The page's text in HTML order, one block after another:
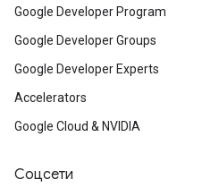
Google Developer Program
Google Developer Groups
Google Developer Experts
Accelerators
Google Cloud & NVIDIA
Соцсети